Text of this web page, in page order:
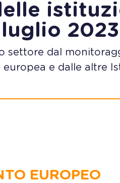
2023
settore dal
europea e dalle altre
EUROPEO